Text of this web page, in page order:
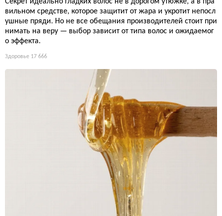
вильном средстве, которое защитит от жара и укротит непосл
ушные пряди. Но не все обещания производителей стоит при
нимать на веру — выбор зависит от типа волос и ожидаемог
о эффекта.
Здоровье 17 666